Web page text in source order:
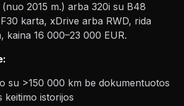
2015 m.) arba 320i su B48
karta, xDrive arba RWD, rida
kaina 16 000–23 000 EUR.
su >150 000 km be dokumentuotos
keitimo istorijos